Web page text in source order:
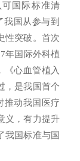
国际标准清
国从参与到
性突破。首次
年国际外科植
《心血管植入
，是我国首个
推动我国医疗
义，有力提升
我国标准与国